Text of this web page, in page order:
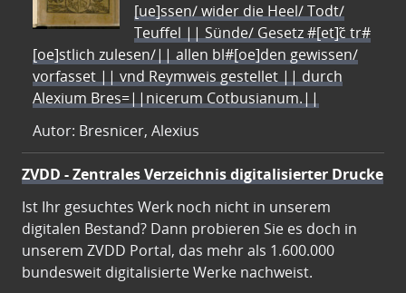
[ue]ssen/ wider die Heel/ Todt/
Teuffel || Sünde/ Gesetz #[et]c̃ tr#
[oe]stlich zulesen/|| allen bl#[oe]den gewissen/
vorfasset || vnd Reymweis gestellet || durch
Alexium Bres=||nicerum Cotbusianum.||
Autor: Bresnicer, Alexius
ZVDD - Zentrales Verzeichnis digitalisierter Drucke
Ist Ihr gesuchtes Werk noch nicht in unserem
digitalen Bestand? Dann probieren Sie es doch in
unserem ZVDD Portal, das mehr als 1.600.000
bundesweit digitalisierte Werke nachweist.